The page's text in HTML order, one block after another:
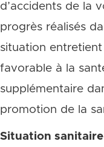
d’accidents de la
progrès réalisés
situation
favorable à la
supplémentaire
promotion de la
Situation sanitaire